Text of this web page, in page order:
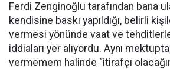
Ferdi Zenginoğlu tarafından bana
kendisine baskı yapıldığı, belirli
vermesi yönünde vaat ve
iddiaları yer alıyordu. Aynı
vermemem halinde “itirafçı